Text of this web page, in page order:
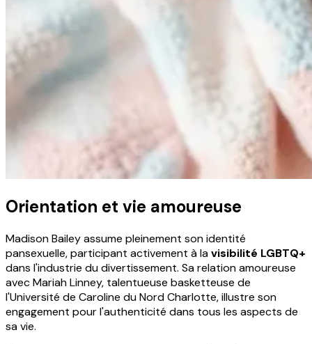
Orientation et vie amoureuse
Madison Bailey assume pleinement son identité
pansexuelle, participant activement à lavisibilité LGBTQ+
dans l'industrie du divertissement. Sa relation amoureuse
avec Mariah Linney, talentueuse basketteuse de
l'Université de Caroline du Nord Charlotte, illustre son
engagement pour l'authenticité dans tous les aspects de
sa vie.